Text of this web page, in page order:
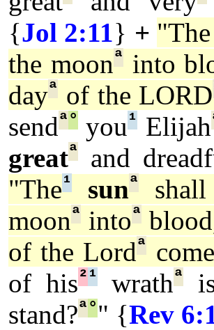
{Jol 2:11} + "The
the moonª into
dayª of the LORD
sendª° you¹ Elijah
greatª and
"The¹ sunª
moonª intoª
of the Lordª
of his²¹wrathª
stand?ª°" {Rev